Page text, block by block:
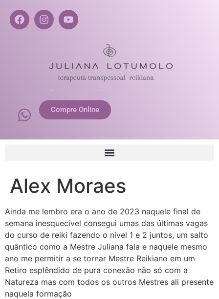
Compre Online
Alex Moraes
Ainda me lembro era o ano de 2023 naquele final de
semana inesquecível consegui umas das últimas vagas
do curso de reiki fazendo o nível 1 e 2 juntos, um salto
quântico como a Mestre Juliana fala e naquele mesmo
ano me permitir a se tornar Mestre Reikiano em um
Retiro esplêndido de pura conexão não só com a
Natureza mas com todos os outros Mestres ali presente
naquela formação